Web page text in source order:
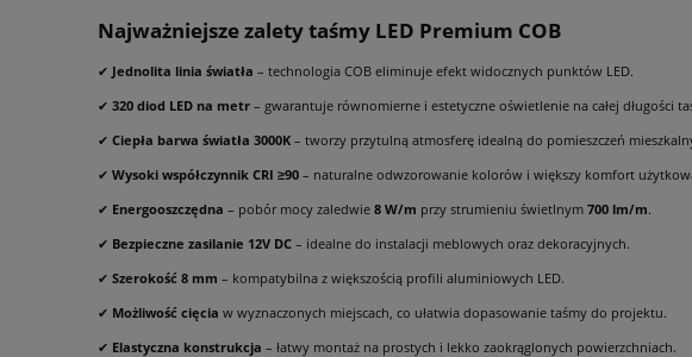
Najważniejsze zalety taśmy LED Premium COB
✔ Jednolita linia światła – technologia COB eliminuje efekt widocznych punktów LED.
✔ 320 diod LED na metr – gwarantuje równomierne i estetyczne oświetlenie na całej długości
✔ Ciepła barwa światła 3000K – tworzy przytulną atmosferę idealną do pomieszczeń
✔ Wysoki współczynnik CRI ≥90 – naturalne odwzorowanie kolorów i większy komfort
✔ Energooszczędna – pobór mocy zaledwie 8 W/m przy strumieniu świetlnym 700 lm/m.
✔ Bezpieczne zasilanie 12V DC – idealne do instalacji meblowych oraz dekoracyjnych.
✔ Szerokość 8 mm – kompatybilna z większością profili aluminiowych LED.
✔ Możliwość cięcia w wyznaczonych miejscach, co ułatwia dopasowanie taśmy do projektu.
✔ Elastyczna konstrukcja – łatwy montaż na prostych i lekko zaokrąglonych powierzchniach.